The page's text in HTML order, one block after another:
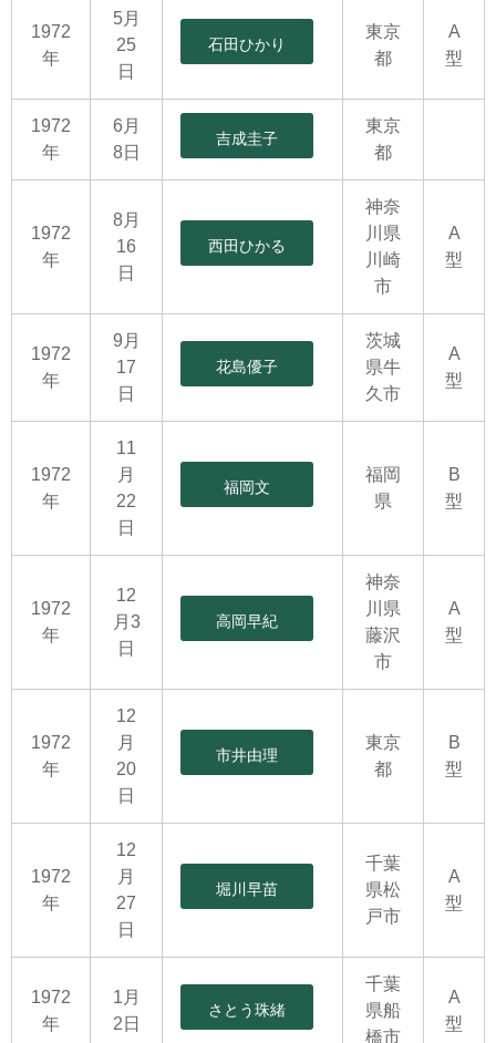
1972
年
5月
25
日
石田ひかり
東京
都
A
型
1972
年
6月
8日
吉成圭子
東京
都
1972
年
8月
16
日
西田ひかる
神奈
川県
川崎
市
A
型
1972
年
9月
17
日
花島優子
茨城
県牛
久市
A
型
1972
年
11
月
22
日
福岡文
福岡
県
B
型
1972
年
12
月3
日
高岡早紀
神奈
川県
藤沢
市
A
型
1972
年
12
月
20
日
市井由理
東京
都
B
型
1972
年
12
月
27
日
堀川早苗
千葉
県松
戸市
A
型
1972
年
1月
2日
さとう珠緒
千葉
県船
橋市
A
型